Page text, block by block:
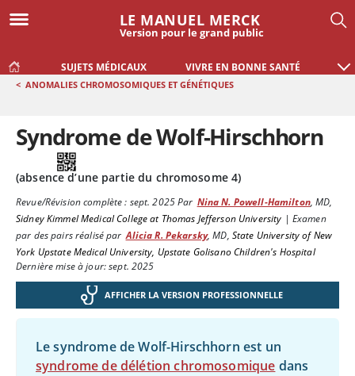
LE MANUEL MERCK
Version pour le grand public
SUJETS MÉDICAUX VIVRE EN BONNE SANTÉ
< ANOMALIES CHROMOSOMIQUES ET GÉNÉTIQUES
Syndrome de Wolf-Hirschhorn
(absence d’une partie du chromosome 4)
Revue/Révision complète : sept. 2025Par Nina N. Powell-Hamilton,MD,
Sidney Kimmel Medical College at Thomas Jefferson University | Examen
par des pairs réalisé par Alicia R. Pekarsky,MD, State University of New
York Upstate Medical University, Upstate Golisano Children's Hospital
Dernière mise à jour: sept. 2025
AFFICHER LA VERSION PROFESSIONNELLE
Le syndrome de Wolf-Hirschhorn est un
syndrome de délétion chromosomique dans